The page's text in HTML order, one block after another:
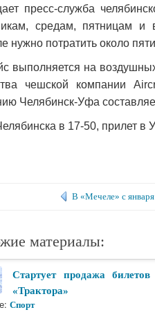
пресс-служба
средам, пятницам
нужно потратить около
выполняется на
чешской компании
Челябинск-Уфа
в 17-50, прилет
В «Мечеле» с
материалы:
Стартует продажа
«Трактора»
Спорт